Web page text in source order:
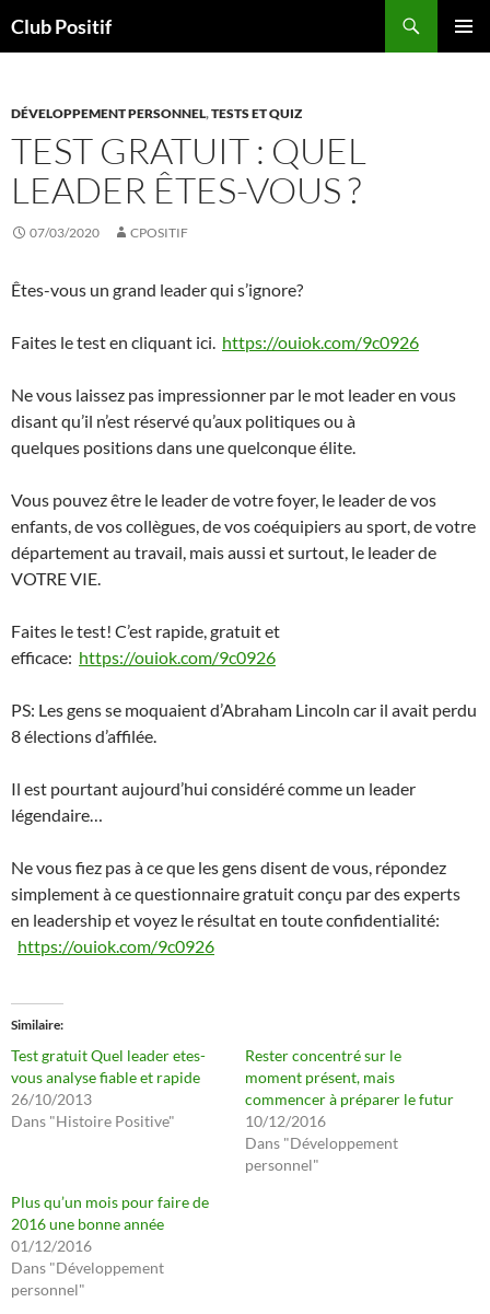
auClub Positif
DÉVELOPPEMENT PERSONNEL,TESTS ET QUIZ
TEST GRATUIT : QUEL
LEADER ÊTES-VOUS ?
07/03/2020 CPOSITIF
Êtes-vous un grand leader qui s’ignore?
Faites le test en cliquant ici. https://ouiok.com/9c0926
Ne vous laissez pas impressionner par le mot leader en vous
disant qu’il n’est réservé qu’aux politiques ou à
quelques positions dans une quelconque élite.
Vous pouvez être le leader de votre foyer, le leader de vos
enfants, de vos collègues, de vos coéquipiers au sport, de votre
département au travail, mais aussi et surtout, le leader de
VOTRE VIE.
Faites le test! C’est rapide, gratuit et
efficace: https://ouiok.com/9c0926
PS: Les gens se moquaient d’Abraham Lincoln car il avait perdu
8 élections d’affilée.
Il est pourtant aujourd’hui considéré comme un leader
légendaire…
Ne vous fiez pas à ce que les gens disent de vous, répondez
simplement à ce questionnaire gratuit conçu par des experts
en leadership et voyez le résultat en toute confidentialité:
https://ouiok.com/9c0926
Similaire
Test gratuit Quel leader etes-
vous analyse fiable et rapide
26/10/2013
Dans "Histoire Positive"
Rester concentré sur le
moment présent, mais
commencer à préparer le futur
10/12/2016
Dans "Développement
personnel"
Plus qu’un mois pour faire de
2016 une bonne année
01/12/2016
Dans "Développement
personnel"